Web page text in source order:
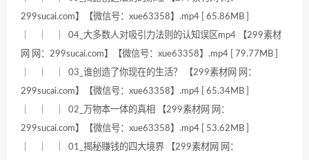
299sucai.com】【微信号：xue63358】.mp4 [ 65.86MB ]
｜ ｜ ｜ 04_大多数人对吸引力法则的认知误区mp4 【299素材
网 网：299sucai.com】【微信号：xue63358】.mp4 [ 79.77MB ]
｜ ｜ ｜ 03_谁创造了你现在的生活？ 【299素材网 网：
299sucai.com】【微信号：xue63358】.mp4 [ 65.34MB ]
｜ ｜ ｜ 02_万物本一体的真相 【299素材网 网：
299sucai.com】【微信号：xue63358】.mp4 [ 53.62MB ]
｜ ｜ ｜ 01_揭秘赚钱的四大境界 【299素材网 网：